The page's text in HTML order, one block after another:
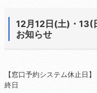
12月12日(土)・
お知らせ
【窓口予約システム休止日
終日